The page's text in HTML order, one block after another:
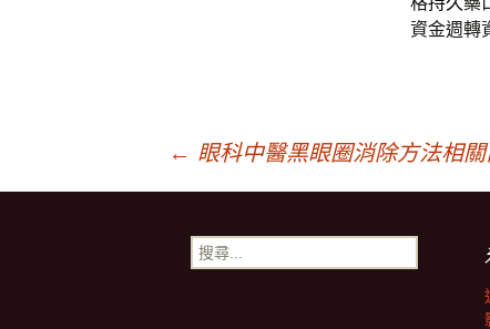
資金週轉
← 眼科中醫黑眼圈消除方法相
搜
尋